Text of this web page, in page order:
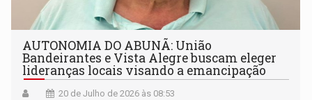
AUTONOMIA DO ABUNÃ: União
Bandeirantes e Vista Alegre buscam eleger
lideranças locais visando a emancipação
20 de Julho de 2026 às 08:53